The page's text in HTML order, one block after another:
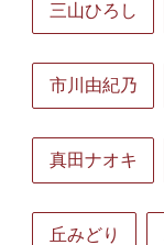
三山ひろし
市川由紀乃
真田ナオキ
丘みどり